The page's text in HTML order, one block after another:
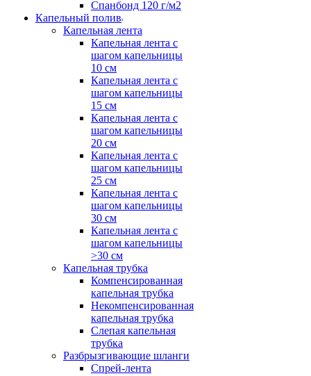
Спанбонд 120 г/м2
Капельный полив
Капельная лента
Капельная лента с
шагом капельницы
10 см
Капельная лента с
шагом капельницы
15 см
Капельная лента с
шагом капельницы
20 см
Капельная лента с
шагом капельницы
25 см
Капельная лента с
шагом капельницы
30 см
Капельная лента с
шагом капельницы
>30 см
Капельная трубка
Компенсированная
капельная трубка
Некомпенсированная
капельная трубка
Слепая капельная
трубка
Разбрызгивающие шланги
Спрей-лента